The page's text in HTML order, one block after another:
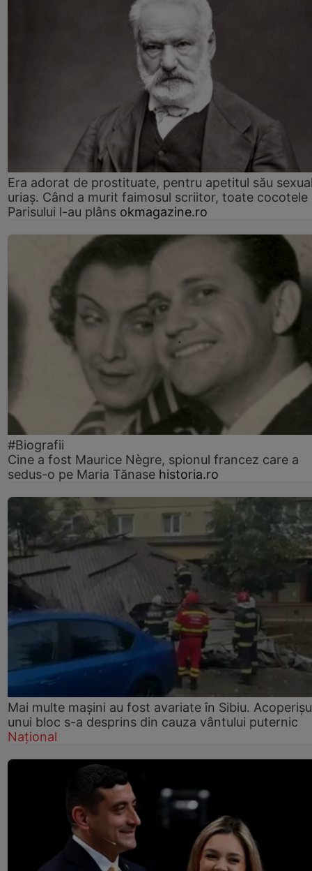
Era adorat de prostituate, pentru apetitul său
uriaș. Când a murit faimosul scriitor, toate cocotele
Parisului l-au plâns okmagazine.ro
#Biografii
Cine a fost Maurice Nègre, spionul francez care a
sedus-o pe Maria Tănase historia.ro
Mai multe mașini au fost avariate în Sibiu.
unui bloc s-a desprins din cauza vântului puternic
Național